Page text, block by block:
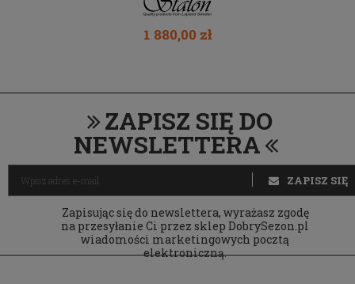
1 880,00 zł
ZAPISZ SIĘ DO
NEWSLETTERA
Zapisując się do newslettera, wyrażasz zgodę
na przesyłanie Ci przez sklep DobrySezon.pl
wiadomości marketingowych pocztą
elektroniczną.
ZAPISZ SIĘ